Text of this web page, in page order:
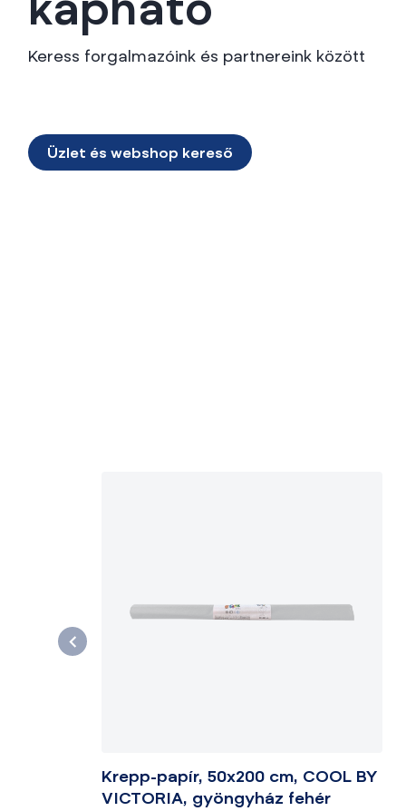
kapható
Keress forgalmazóink és partnereink között
Üzlet és webshop kereső
Krepp-papír, 50x200 cm, COOL BY
VICTORIA, gyöngyház fehér